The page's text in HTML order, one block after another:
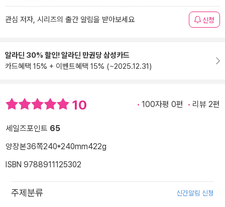
관심 저자, 시리즈의 출간 알림을 받아보세요 신청
알라딘 30% 할인! 알라딘 만권당 삼성카드
카드혜택 15% + 이벤트혜택 15% (~2025.12.31)
10 100자평 0편 리뷰 2편
세일즈포인트 65
양장본36쪽240*240mm422g
ISBN 9788911125302
주제분류 신간알림 신청